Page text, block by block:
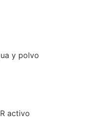
y polvo
activo